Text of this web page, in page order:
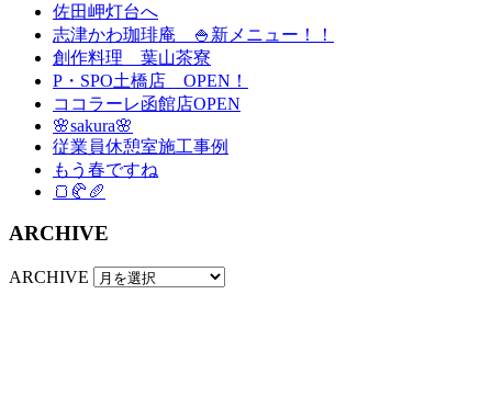
佐田岬灯台へ
志津かわ珈琲庵 🍚新メニュー！！
創作料理 葉山茶寮
P・SPO土橋店 OPEN！
ココラーレ函館店OPEN
🌸sakura🌸
従業員休憩室施工事例
もう春ですね
🍞🥐🥖
ARCHIVE
ARCHIVE